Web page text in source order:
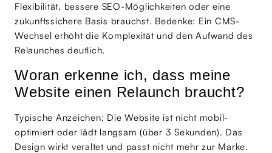
Flexibilität, bessere SEO-Möglichkeiten oder eine
zukunftssichere Basis brauchst. Bedenke: Ein CMS-
Wechsel erhöht die Komplexität und den Aufwand des
Relaunches deutlich.
Woran erkenne ich, dass meine
Website einen Relaunch braucht?
Typische Anzeichen: Die Website ist nicht mobil-
optimiert oder lädt langsam (über 3 Sekunden). Das
Design wirkt veraltet und passt nicht mehr zur Marke.